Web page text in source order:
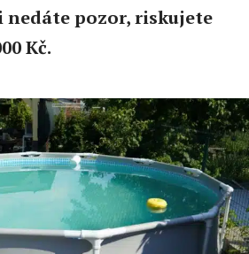
nedáte pozor, riskujete
Kč.